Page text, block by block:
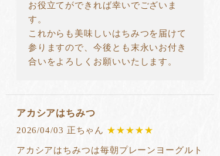
お役立てができれば幸いでございま
す。
これからも美味しいはちみつを届けて
参りますので、今後とも末永いお付き
合いをよろしくお願いいたします。
アカシアはちみつ
2026/04/03 正ちゃん ★★★★★
アカシアはちみつは毎朝プレーンヨーグルト